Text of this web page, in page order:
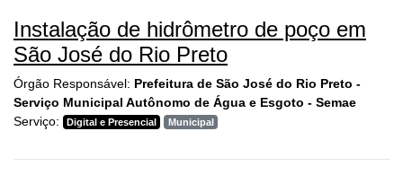
Instalação de hidrômetro de poço em
São José do Rio Preto
Órgão Responsável: Prefeitura de São José do Rio Preto -
Serviço Municipal Autônomo de Água e Esgoto - Semae
Serviço:
Digital e Presencial Municipal